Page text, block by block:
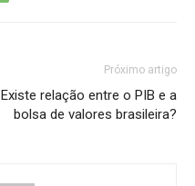
Próximo artigo
Existe relação entre o PIB e a
bolsa de valores brasileira?